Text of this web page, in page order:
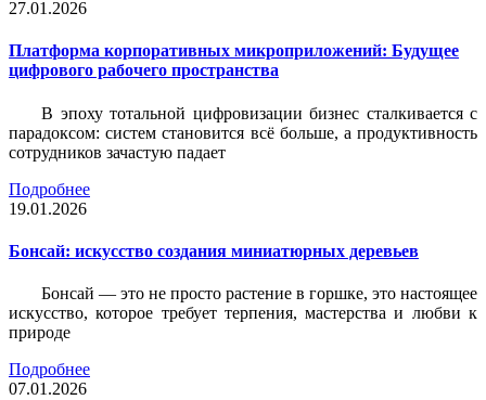
27.01.2026
Платформа корпоративных микроприложений: Будущее
цифрового рабочего пространства
В эпоху тотальной цифровизации бизнес сталкивается с
парадоксом: систем становится всё больше, а продуктивность
сотрудников зачастую падает
Подробнее
19.01.2026
Бонсай: искусство создания миниатюрных деревьев
Бонсай — это не просто растение в горшке, это настоящее
искусство, которое требует терпения, мастерства и любви к
природе
Подробнее
07.01.2026